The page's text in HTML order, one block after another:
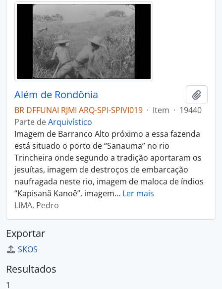
Além de Rondônia
BR DFFUNAI RJMI ARQ-SPI-SPIVI019 · Item · 19440
Parte deArquivístico
Imagem de Barranco Alto próximo a essa fazenda
está situado o porto de “Sanauma” no rio
Trincheira onde segundo a tradição aportaram os
jesuítas, imagem de destroços de embarcação
naufragada neste rio, imagem de maloca de índios
“Kapisanã Kanoê”, imagem… Ler mais
LIMA, Pedro
Exportar
SKOS
Resultados
1